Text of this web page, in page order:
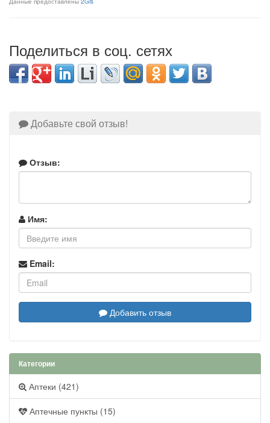
Поделиться в соц. сетях
Добавьте свой отзыв!
Отзыв:
Имя:
Email:
Добавить отзыв
Категории
Аптеки (421)
Аптечные пункты (15)